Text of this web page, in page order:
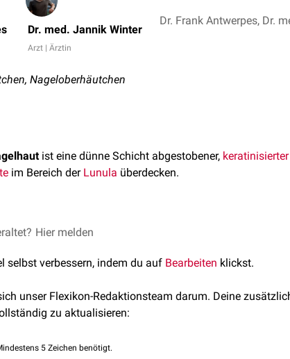
Dr. med. Jannik Winter
Arzt | Ärztin
Dr. Frank Antwerpes, Dr.
Nageloberhäutchen
ist eine dünne Schicht abgestobener, keratinisierter
im Bereich der Lunula überdecken.
Eingang derNageltasche
bildet die Cuticula so eine halbkreisförmige
Hier melden
selbst verbessern, indem du auf Bearbeiten klickst.
unser Flexikon-Redaktionsteam darum. Deine
zu aktualisieren:
5 Zeichen benötigt.